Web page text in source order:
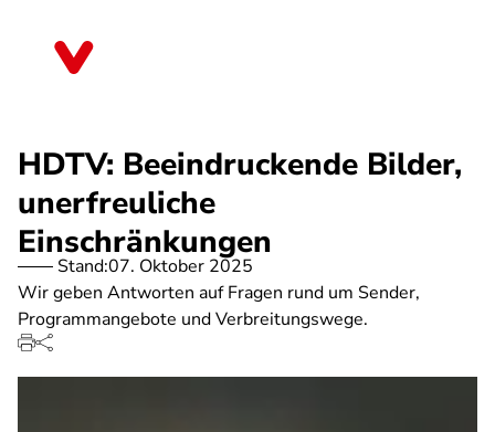
HDTV: Beeindruckende Bilder,
unerfreuliche
Einschränkungen
Stand:07. Oktober 2025
Wir geben Antworten auf Fragen rund um Sender,
Programmangebote und Verbreitungswege.